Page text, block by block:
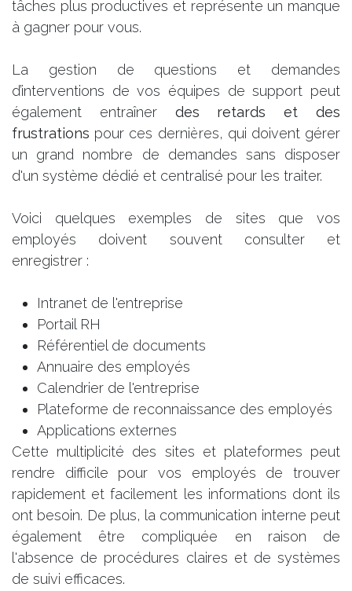
tâches plus productives et représente un manque
à gagner pour vous.
La gestion de questions et demandes
d’interventions de vos équipes de support peut
également entraîner des retards et des
frustrations pour ces dernières, qui doivent gérer
un grand nombre de demandes sans disposer
d'un système dédié et centralisé pour les traiter.
Voici quelques exemples de sites que vos
employés doivent souvent consulter et
enregistrer :
Intranet de l'entreprise
Portail RH
Référentiel de documents
Annuaire des employés
Calendrier de l'entreprise
Plateforme de reconnaissance des employés
Applications externes
Cette multiplicité des sites et plateformes peut
rendre difficile pour vos employés de trouver
rapidement et facilement les informations dont ils
ont besoin. De plus, la communication interne peut
également être compliquée en raison de
l'absence de procédures claires et de systèmes
de suivi efficaces.